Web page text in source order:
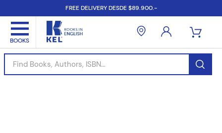
FREE DELIVERY DESDE $89.900.-
Find Books, Authors, ISBN...